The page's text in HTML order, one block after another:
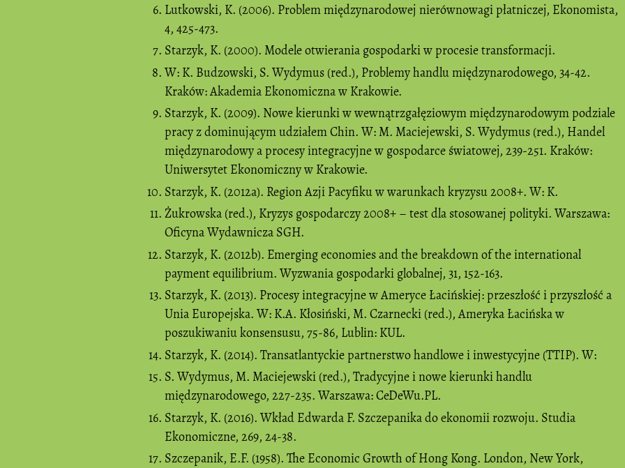
Lutkowski, K. (2006). Problem międzynarodowej nierównowagi płatniczej, Ekonomista,
4, 425-473.
Starzyk, K. (2000). Modele otwierania gospodarki w procesie transformacji.
W: K. Budzowski, S. Wydymus (red.), Problemy handlu międzynarodowego, 34-42.
Kraków: Akademia Ekonomiczna w Krakowie.
Starzyk, K. (2009). Nowe kierunki w wewnątrzgałęziowym międzynarodowym podziale
pracy z dominującym udziałem Chin. W: M. Maciejewski, S. Wydymus (red.), Handel
międzynarodowy a procesy integracyjne w gospodarce światowej, 239-251. Kraków:
Uniwersytet Ekonomiczny w Krakowie.
Starzyk, K. (2012a). Region Azji Pacyfiku w warunkach kryzysu 2008+. W: K.
Żukrowska (red.), Kryzys gospodarczy 2008+ – test dla stosowanej polityki. Warszawa:
Oficyna Wydawnicza SGH.
Starzyk, K. (2012b). Emerging economies and the breakdown of the international
payment equilibrium. Wyzwania gospodarki globalnej, 31, 152-163.
Starzyk, K. (2013). Procesy integracyjne w Ameryce Łacińskiej: przeszłość i przyszłość a
Unia Europejska. W: K.A. Kłosiński, M. Czarnecki (red.), Ameryka Łacińska w
poszukiwaniu konsensusu, 75-86, Lublin: KUL.
Starzyk, K. (2014). Transatlantyckie partnerstwo handlowe i inwestycyjne (TTIP). W:
S. Wydymus, M. Maciejewski (red.), Tradycyjne i nowe kierunki handlu
międzynarodowego, 227-235. Warszawa: CeDeWu.PL.
Starzyk, K. (2016). Wkład Edwarda F. Szczepanika do ekonomii rozwoju. Studia
Ekonomiczne, 269, 24-38.
Szczepanik, E.F. (1958). The Economic Growth of Hong Kong. London, New York,